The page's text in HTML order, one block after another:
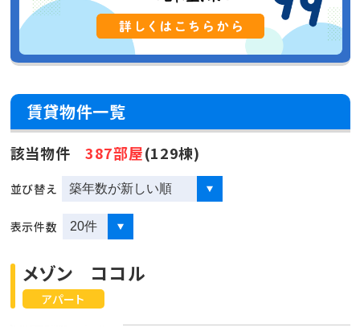
賃貸物件一覧
該当物件 387部屋(129棟)
並び替え
表示件数
アパート
メゾン ココル